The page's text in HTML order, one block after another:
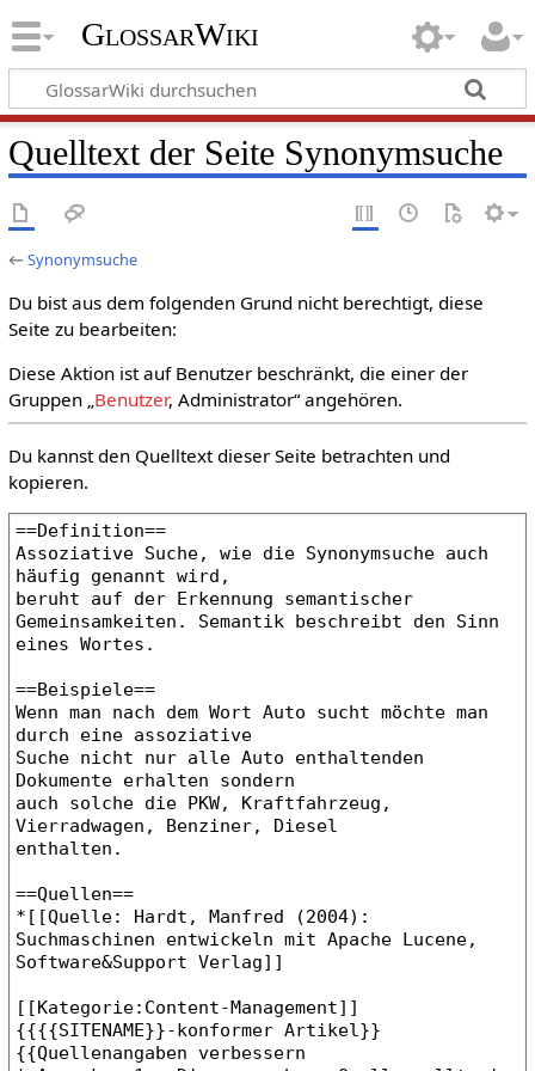
GlossarWiki
Quelltext der Seite Synonymsuche
←Synonymsuche
Du bist aus dem folgenden Grund nicht berechtigt, diese
Seite zu bearbeiten:
Diese Aktion ist auf Benutzer beschränkt, die einer der
Gruppen „Benutzer, Administrator“ angehören.
Du kannst den Quelltext dieser Seite betrachten und
kopieren.